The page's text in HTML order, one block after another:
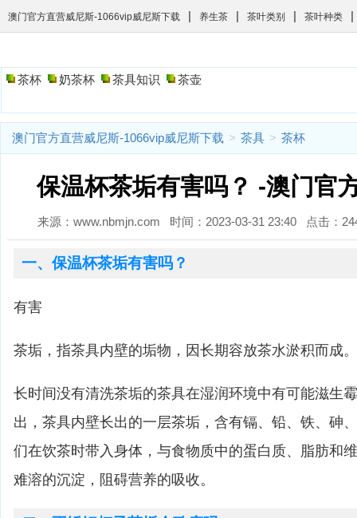
澳门官方直营威尼斯-1066vip威尼斯下载 | 养生茶 | 茶叶类别 | 茶叶种类 |
茶杯 奶茶杯 茶具知识 茶壶
澳门官方直营威尼斯-1066vip威尼斯下载 > 茶具 > 茶杯
保温杯茶垢有害吗？ -澳门官
来源：www.nbmjn.com 时间：2023-03-31 23:40 点击：
一、保温杯茶垢有害吗？
有害
茶垢，指茶具内壁的垢物，因长期容放茶水淤积而成。
长时间没有清洗茶垢的茶具在湿润环境中有可能滋生
出，茶具内壁长出的一层茶垢，含有镉、铅、铁、砷
们在饮茶时带入身体，与食物质中的蛋白质、脂肪和
难溶的沉淀，阻碍营养的吸收。